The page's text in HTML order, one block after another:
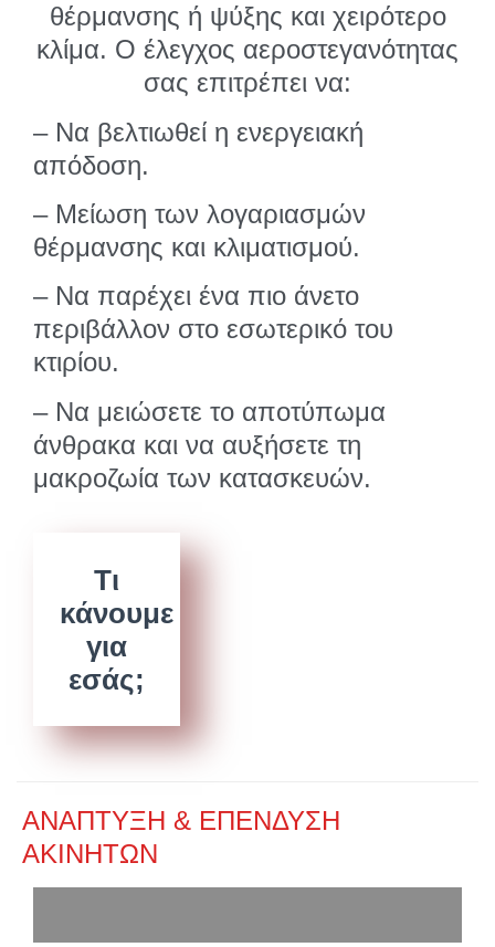
θέρμανσης ή ψύξης και χειρότερο
κλίμα. Ο έλεγχος αεροστεγανότητας
σας επιτρέπει να:
– Να βελτιωθεί η ενεργειακή
απόδοση.
– Μείωση των λογαριασμών
θέρμανσης και κλιματισμού.
– Να παρέχει ένα πιο άνετο
περιβάλλον στο εσωτερικό του
κτιρίου.
– Να μειώσετε το αποτύπωμα
άνθρακα και να αυξήσετε τη
μακροζωία των κατασκευών.
Τι
κάνουμε
για
εσάς;
ΑΝΑΠΤΥΞΗ & ΕΠΕΝΔΥΣΗ
ΑΚΙΝΗΤΩΝ